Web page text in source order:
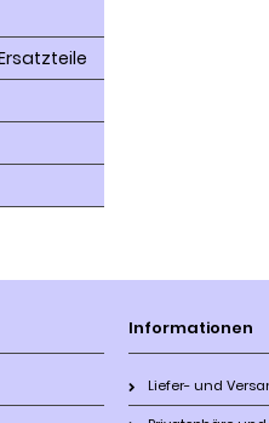
Informationen
Liefer- und